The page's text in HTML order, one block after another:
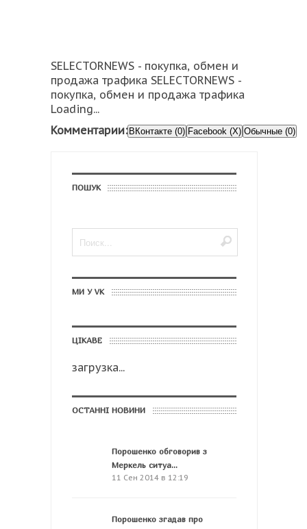
SELECTORNEWS - покупка, обмен и
продажа трафика SELECTORNEWS -
покупка, обмен и продажа трафика
Loading...
Комментарии: ВКонтакте (0) Facebook (X) Обычные (0)
ПОШУК
МИ У VK
ЦІКАВЕ
загрузка...
ОСТАННІ НОВИНИ
Порошенко обговорив з
Меркель ситуа...
11 Сен 2014 в 12:19
Порошенко згадав про